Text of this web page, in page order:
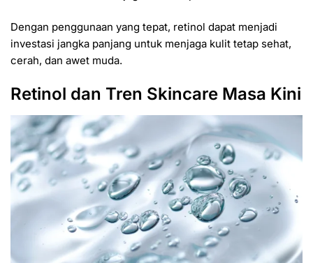
Dengan penggunaan yang tepat, retinol dapat menjadi
investasi jangka panjang untuk menjaga kulit tetap sehat,
cerah, dan awet muda.
Retinol dan Tren Skincare Masa Kini